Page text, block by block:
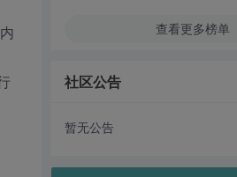
查看更多榜单
社区公告
暂无公告